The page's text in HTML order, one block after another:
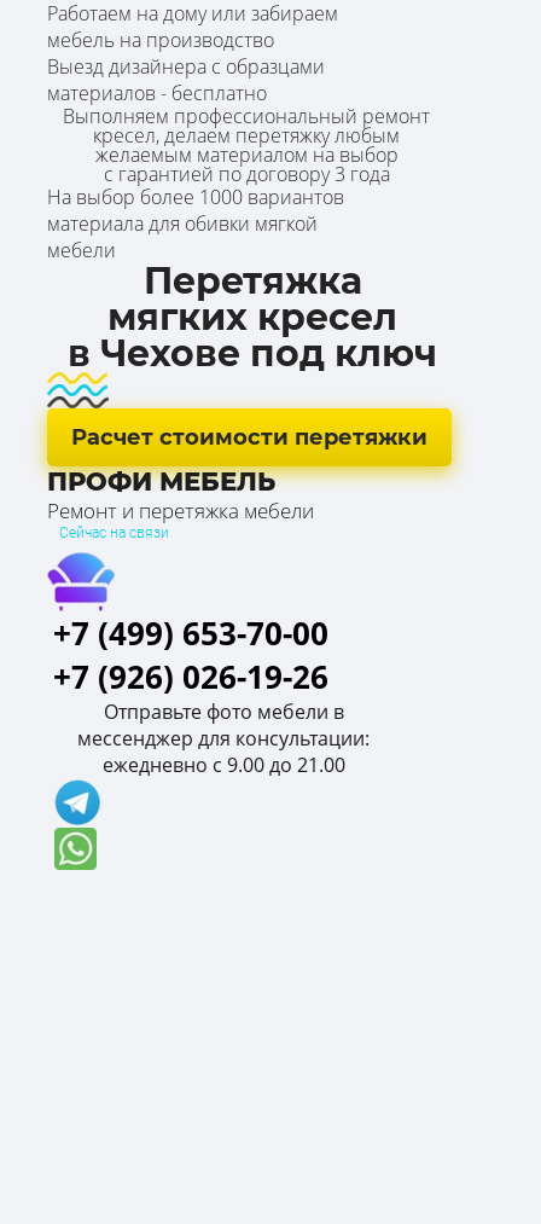
Работаем на дому или забираем
мебель на производство
Выезд дизайнера с образцами
материалов - бесплатно
Выполняем профессиональный ремонт
кресел, делаем перетяжку любым
желаемым материалом на выбор
с гарантией по договору 3 года
На выбор более 1000 вариантов
материала для обивки мягкой
мебели
Перетяжка
мягких кресел
в Чехове под ключ
Расчет стоимости перетяжки
ПРОФИ МЕБЕЛЬ
Ремонт и перетяжка мебели
Сейчас на связи
+7 (499) 653-70-00
+7 (926) 026-19-26
Отправьте фото мебели в
мессенджер для консультации:
ежедневно с 9.00 до 21.00